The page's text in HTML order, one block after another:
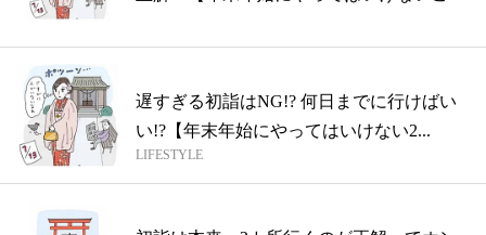
遅すぎる初詣はNG!? 何日までに行けばい
い!?【年末年始にやってはいけない2...
LIFESTYLE